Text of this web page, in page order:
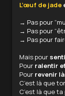
L’œuf de jade
→ Pas pour
→ Pas pour
→ Pas pour
Mais pour
Pour ralentir
Pour revenir
C’est là que
C’est là que